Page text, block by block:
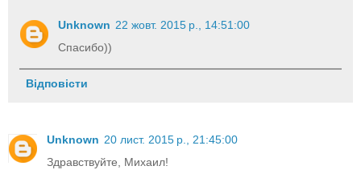
Unknown 22 жовт. 2015 р., 14:51:00
Спасибо))
Відповісти
Unknown 20 лист. 2015 р., 21:45:00
Здравствуйте, Михаил!